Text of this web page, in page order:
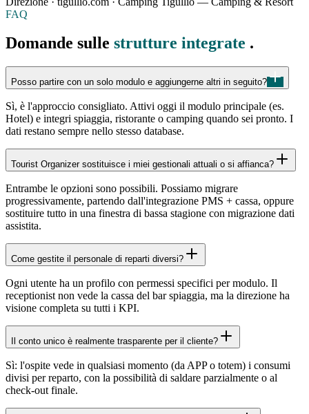
FAQ
Domande sulle strutture integrate .
Posso partire con un solo modulo e aggiungerne altri in seguito?
Sì, è l'approccio consigliato. Attivi oggi il modulo principale (es.
Hotel) e integri spiaggia, ristorante o camping quando sei pronto. I
dati restano sempre nello stesso database.
Tourist Organizer sostituisce i miei gestionali attuali o si affianca?
Entrambe le opzioni sono possibili. Possiamo migrare
progressivamente, partendo dall'integrazione PMS + cassa, oppure
sostituire tutto in una finestra di bassa stagione con migrazione dati
assistita.
Come gestite il personale di reparti diversi?
Ogni utente ha un profilo con permessi specifici per modulo. Il
receptionist non vede la cassa del bar spiaggia, ma la direzione ha
visione completa su tutti i KPI.
Il conto unico è realmente trasparente per il cliente?
Sì: l'ospite vede in qualsiasi momento (da APP o totem) i consumi
divisi per reparto, con la possibilità di saldare parzialmente o al
check-out finale.